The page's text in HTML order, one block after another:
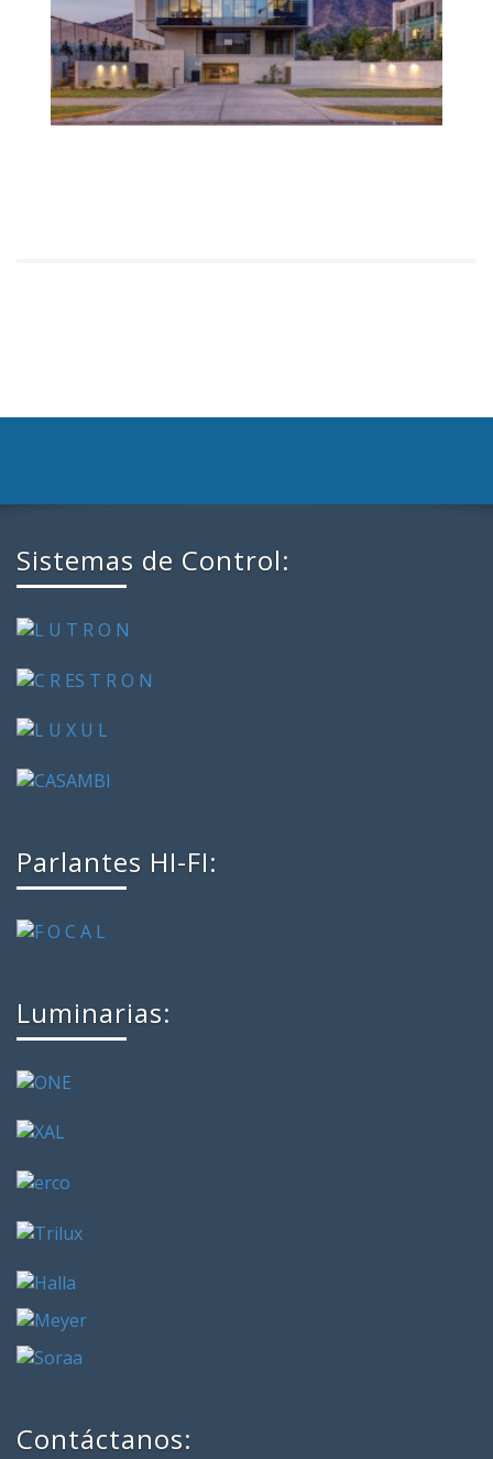
Sistemas de Control:
Parlantes HI-FI:
Luminarias:
Contáctanos: